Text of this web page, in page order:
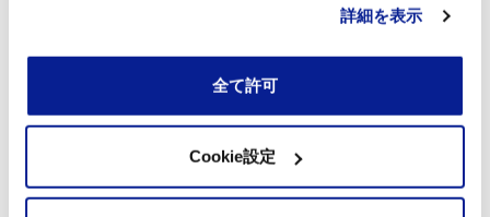
詳細を表示
全て許可
Cookie設定